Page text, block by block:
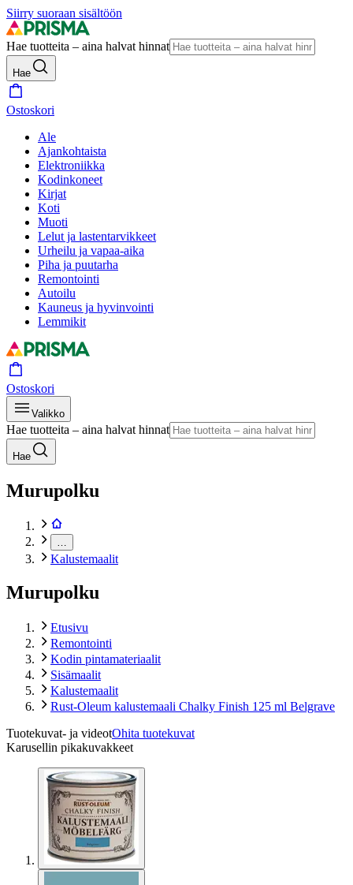
Siirry suoraan sisältöön
Hae tuotteita – aina halvat hinnat
Hae
Ostoskori
Ale
Ajankohtaista
Elektroniikka
Kodinkoneet
Kirjat
Koti
Muoti
Lelut ja lastentarvikkeet
Urheilu ja vapaa-aika
Piha ja puutarha
Remontointi
Autoilu
Kauneus ja hyvinvointi
Lemmikit
Ostoskori
Valikko
Hae tuotteita – aina halvat hinnat
Hae
Murupolku
Kalustemaalit
Murupolku
Etusivu
Remontointi
Kodin pintamateriaalit
Sisämaalit
Kalustemaalit
Rust-Oleum kalustemaali Chalky Finish 125 ml Belgrave
Tuotekuvat- ja videotOhita tuotekuvat
Karusellin pikakuvakkeet